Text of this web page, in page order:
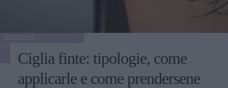
Ciglia finte: tipologie, come
applicarle e come prendersene